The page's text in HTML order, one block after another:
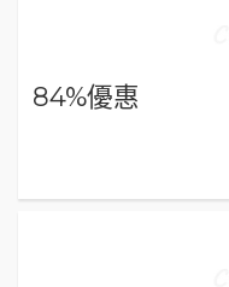
84%優惠